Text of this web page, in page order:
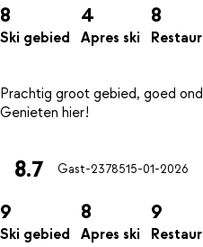
8
Ski gebied
4
Apres ski
8
Prachtig groot gebied, goed
8.7 Gast-2378515-01-2026
9
Ski gebied
8
Apres ski
9